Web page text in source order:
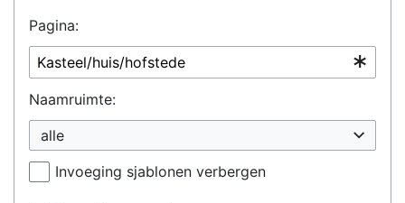
Pagina:
Naamruimte:
alle
Invoeging sjablonen verbergen